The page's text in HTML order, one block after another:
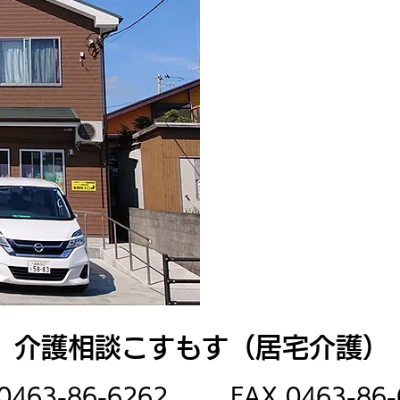
介護相談こすもす（居宅介護）